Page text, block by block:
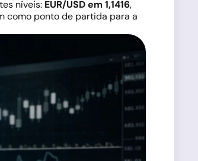
níveis: EUR/USD em 1,1416,
como ponto de partida para a